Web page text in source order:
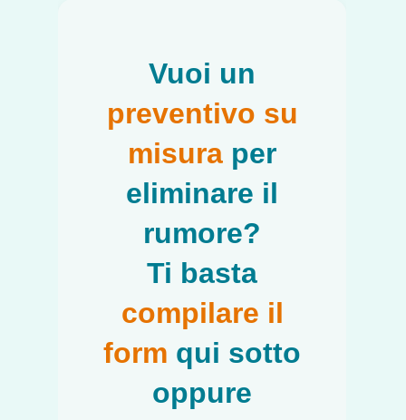
Vuoi un
preventivo su
misura per
eliminare il
rumore?
Ti basta
compilare il
form qui sotto
oppure